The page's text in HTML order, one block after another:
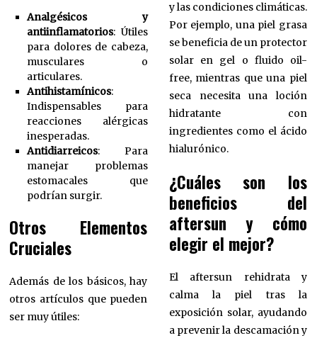
Analgésicos y
antiinflamatorios: Útiles
para dolores de cabeza,
musculares o
articulares.
Antihistamínicos:
Indispensables para
reacciones alérgicas
inesperadas.
Antidiarreicos: Para
manejar problemas
estomacales que
podrían surgir.
Otros Elementos
Cruciales
Además de los básicos, hay
otros artículos que pueden
ser muy útiles:
y las condiciones climáticas.
Por ejemplo, una piel grasa
se beneficia de un protector
solar en gel o fluido oil-
free, mientras que una piel
seca necesita una loción
hidratante con
ingredientes como el ácido
hialurónico.
¿Cuáles son los
beneficios del
aftersun y cómo
elegir el mejor?
El aftersun rehidrata y
calma la piel tras la
exposición solar, ayudando
a prevenir la descamación y